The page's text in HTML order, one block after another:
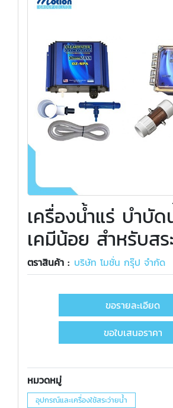
เครื่องน้ำแร่ บำบัด
เคมีน้อย สำหรับสร
ตราสินค้า : บริษัท โมชั่น กรุ๊ป จำกัด
ขอรายละเอียด
ขอใบเสนอราคา
หมวดหมู่
อุปกรณ์และเครื่องใช้สระว่ายน้ำ